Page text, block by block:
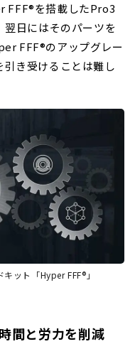
FFF®を搭載したPro3
日にはそのパーツを
FFF®のアップグレー
引き受けることは難し
ット「Hyper FFF®」
間と労力を削減